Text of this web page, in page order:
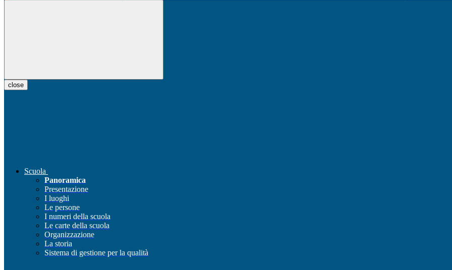
close
Scuola
Panoramica
Presentazione
I luoghi
Le persone
I numeri della scuola
Le carte della scuola
Organizzazione
La storia
Sistema di gestione per la qualità